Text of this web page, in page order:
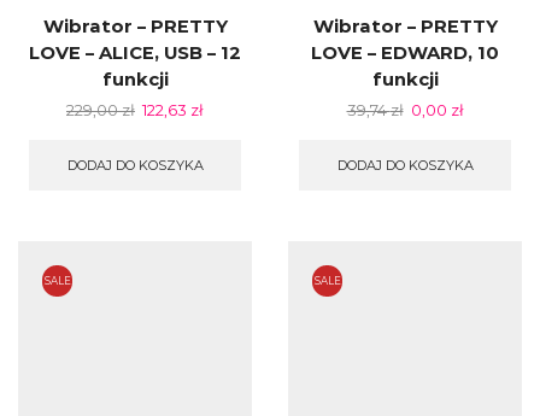
Wibrator – PRETTY
LOVE – ALICE, USB – 12
funkcji
229,00zł 122,63 zł
DODAJ DO KOSZYKA
Wibrator – PRETTY
LOVE – EDWARD, 10
funkcji
39,74zł 0,00 zł
DODAJ DO KOSZYKA
SALE SALE